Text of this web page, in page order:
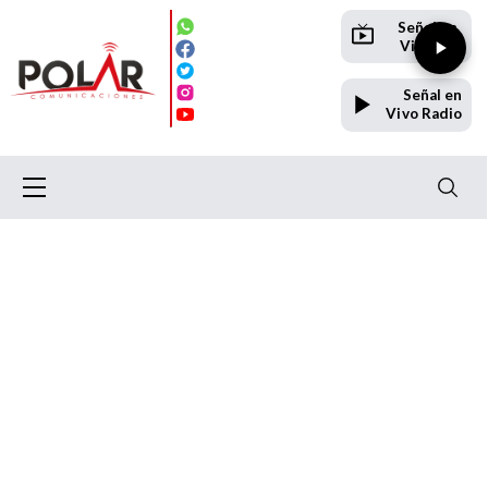
Señal en
Vivo TV
Señal en
Vivo Radio